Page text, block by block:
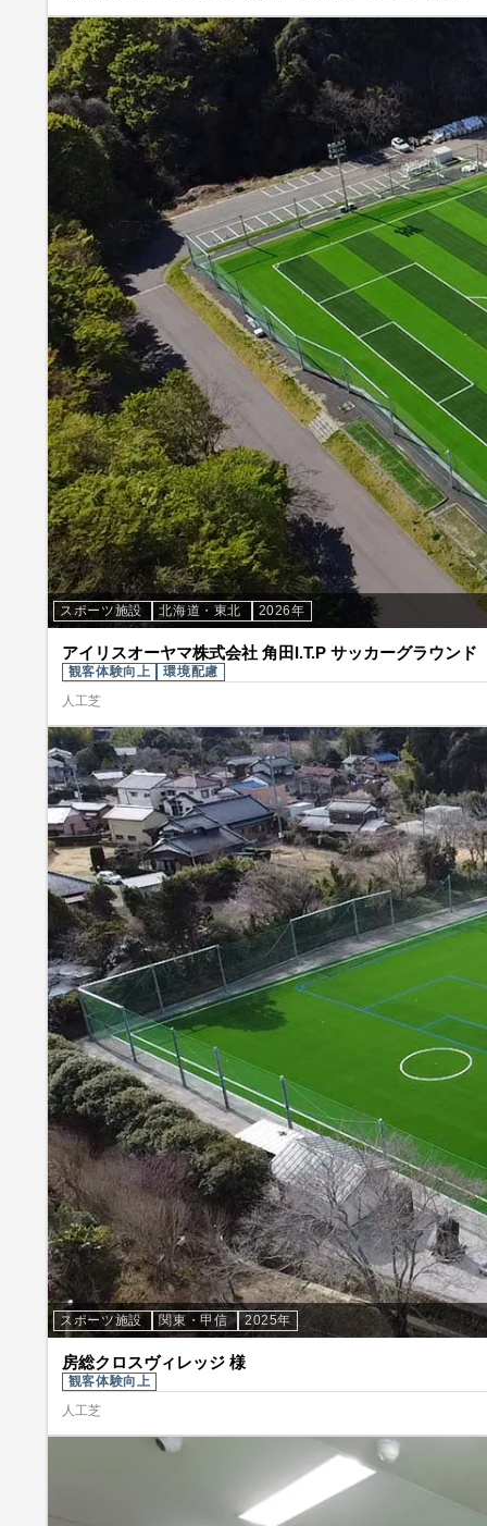
スポーツ施設 北海道・東北 2026年
アイリスオーヤマ株式会社 角田I.T.P サッカーグラウンド
観客体験向上
環境配慮
人工芝
スポーツ施設 関東・甲信 2025年
房総クロスヴィレッジ 様
観客体験向上
人工芝